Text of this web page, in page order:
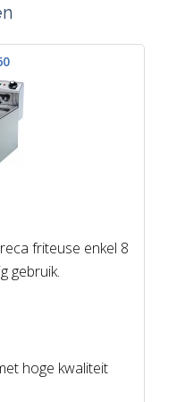
friteuse enkel 8
gebruik.
hoge kwaliteit